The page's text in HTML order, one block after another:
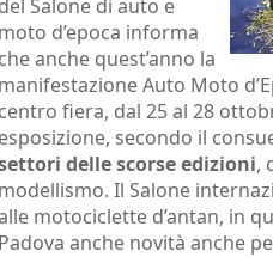
del Salone di auto e
moto d’epoca informa
che anche quest’anno la
manifestazione Auto Moto
centro fiera, dal 25 al 28
esposizione, secondo il
delle scorse edizioni,
modellismo. Il Salone
motociclette d’antan, in
Padova anche novità anche